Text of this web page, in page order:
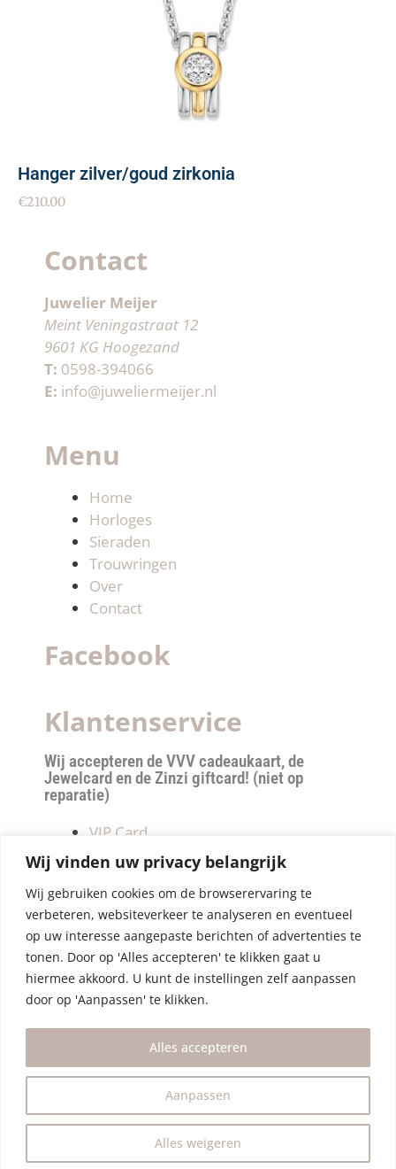
Wij vinden uw privacy belangrijk
Wij gebruiken cookies om de browserervaring te
verbeteren, websiteverkeer te analyseren en eventueel
op uw interesse aangepaste berichten of advertenties te
tonen. Door op 'Alles accepteren' te klikken gaat u
hiermee akkoord. U kunt de instellingen zelf aanpassen
door op 'Aanpassen' te klikken.
Aanpassen
Alles weigeren
Alles accepteren
Hanger zilver/goud zirkonia
€210.00
Contact
Juwelier Meijer
Meint Veningastraat 12
9601 KG Hoogezand
T: 0598-394066
E: info@juweliermeijer.nl
Menu
Home
Horloges
Sieraden
Trouwringen
Over
Contact
Facebook
Klantenservice
Wij accepteren de VVV cadeaukaart, de
Jewelcard en de Zinzi giftcard! (niet op
reparatie)
VIP Card
Retourneren
Betalen & verzendkosten
Privacy Policy
Algemene Voorwaarden